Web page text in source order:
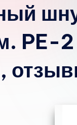
PE-2